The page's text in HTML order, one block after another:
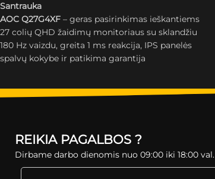
Santrauka
AOC Q27G4XF – geras pasirinkimas ieškantiems
27 colių QHD žaidimų monitoriaus su sklandžiu
180 Hz vaizdu, greita 1 ms reakcija, IPS panelės
spalvų kokybe ir patikima garantija
REIKIA PAGALBOS ?
Dirbame darbo dienomis nuo 09:00 iki 18:00 val.